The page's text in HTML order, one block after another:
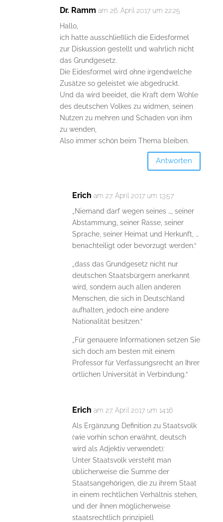
Dr. Ramm am 26. April 2017 um 22:25
Hallo,
ich hatte ausschließlich die Eidesformel
zur Diskussion gestellt und wahrlich nicht
das Grundgesetz.
Die Eidesformel wird ohne irgendwelche
Zusätze so geleistet wie abgedruckt.
Und da wird beeidet, die Kraft dem Wohle
des deutschen Volkes zu widmen, seinen
Nutzen zu mehren und Schaden von ihm
zu wenden,
Also immer schön beim Thema bleiben.
Antworten
Erich am 27. April 2017 um 13:57
„Niemand darf wegen seines …, seiner
Abstammung, seiner Rasse, seiner
Sprache, seiner Heimat und Herkunft, …
benachteiligt oder bevorzugt werden.“
„dass das Grundgesetz nicht nur
deutschen Staatsbürgern anerkannt
wird, sondern auch allen anderen
Menschen, die sich in Deutschland
aufhalten, jedoch eine andere
Nationalität besitzen.“
„Für genauere Informationen setzen Sie
sich doch am besten mit einem
Professor für Verfassungsrecht an Ihrer
örtlichen Universität in Verbindung.“
Erich am 27. April 2017 um 14:16
Als Ergänzung Definition zu Staatsvolk
(wie vorhin schon erwähnt, deutsch
wird als Adjektiv verwendet):
Unter Staatsvolk versteht man
üblicherweise die Summe der
Staatsangehörigen, die zu ihrem Staat
in einem rechtlichen Verhältnis stehen,
und der ihnen möglicherweise
staatsrechtlich prinzipiell